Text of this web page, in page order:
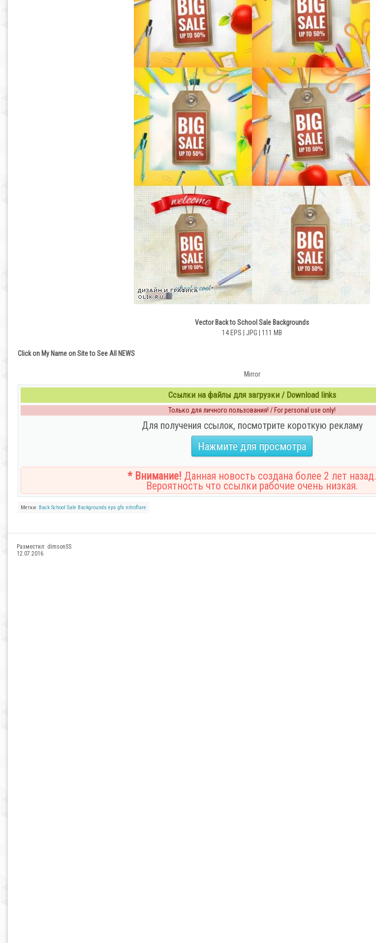
Vector Back to School Sale Backgrounds
14 EPS | JPG | 111 MB
Click on My Name on Site to See All NEWS
Mirror
Ссылки на файлы для загрузки / Download links
Только для личного пользования! / For personal use only!
Для получения ссылок, посмотрите короткую рекламу
Нажмите для просмотра
* Внимание! Данная новость создана более 2 лет назад.
Вероятность что ссылки рабочие очень низкая.
Метки: Back School Sale Backgrounds eps gfx nitroflare
Разместил: dimsonSS
12.07.2016